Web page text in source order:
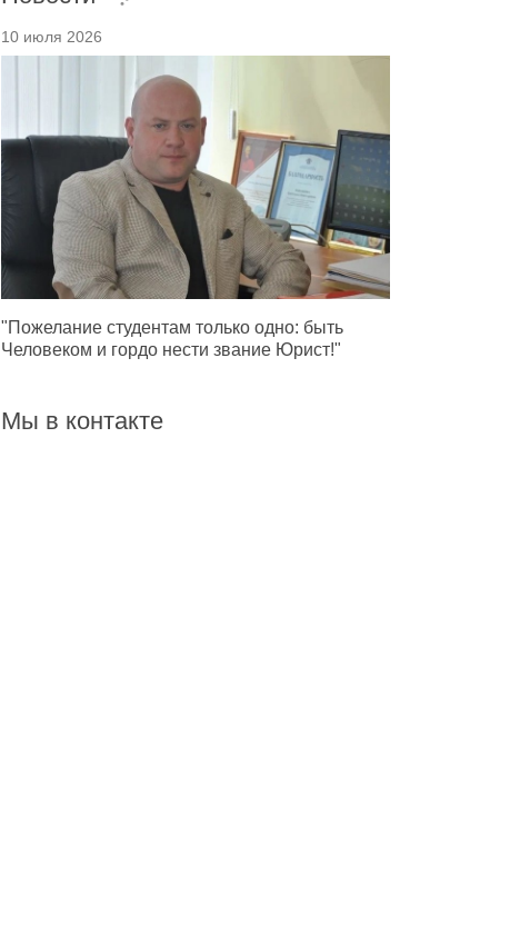
10 июля 2026
"Пожелание студентам только одно: быть
Человеком и гордо нести звание Юрист!"
Мы в контакте